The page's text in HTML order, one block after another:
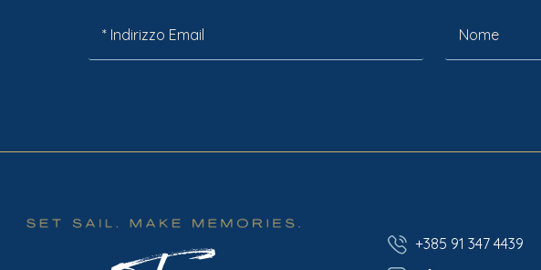
+385 91 347 4439